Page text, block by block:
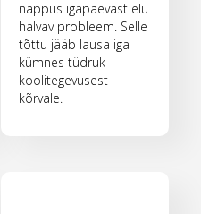
nappus igapäevast elu
halvav probleem. Selle
tõttu jääb lausa iga
kümnes tüdruk
koolitegevusest
kõrvale.